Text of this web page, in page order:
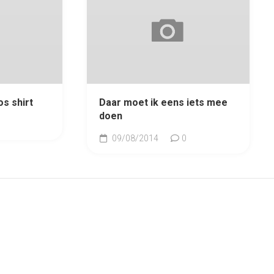
shirt
Daar moet ik eens iets mee
doen
09/08/2014 0